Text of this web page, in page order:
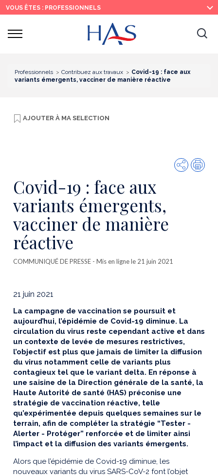
Recherche
Menu
principal
Contenu
principal
VOUS ÊTES : PROFESSIONNELS
Ouvrir
Professionnels Contribuez aux travaux
Covid-19 : face aux
variants émergents, vacciner de manière réactive
AJOUTER À MA SELECTION
Partager
Covid-19 : face aux
variants émergents,
vacciner de manière
réactive
COMMUNIQUÉ DE PRESSE - Mis en ligne le 21 juin 2021
21 juin 2021
La campagne de vaccination se poursuit et
aujourd’hui, l’épidémie de Covid-19 diminue. La
circulation du virus reste cependant active et dans
un contexte de levée de mesures restrictives,
l’objectif est plus que jamais de limiter la diffusion
du virus notamment celle de variants plus
contagieux tel que le variant delta. En réponse à
une saisine de la Direction générale de la santé, la
Haute Autorité de santé (HAS) préconise une
stratégie de vaccination réactive, telle
qu’expérimentée depuis quelques semaines sur le
terrain, afin de compléter la stratégie “Tester -
Alerter - Protéger” renforcée et de limiter ainsi
l’impact et la diffusion des variants émergents.
Alors que l’épidémie de Covid-19 diminue, les
nouveaux variants du virus SARS-CoV-2 font l’objet